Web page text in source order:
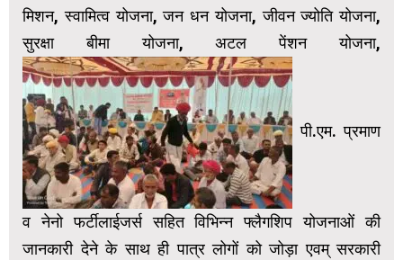
मिशन, स्वामित्व योजना, जन धन योजना, जीवन ज्योति योजना,
सुरक्षा बीमा योजना, अटल पेंशन योजना,
पी.एम. प्रमाण
व नेनो फर्टीलाईजर्स सहित विभिन्न फ्लैगशिप योजनाओं की
जानकारी देने के साथ ही पात्र लोगों को जोड़ा एवम् सरकारी